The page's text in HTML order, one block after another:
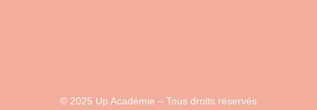
© 2025 Up Académie – Tous droits réservés